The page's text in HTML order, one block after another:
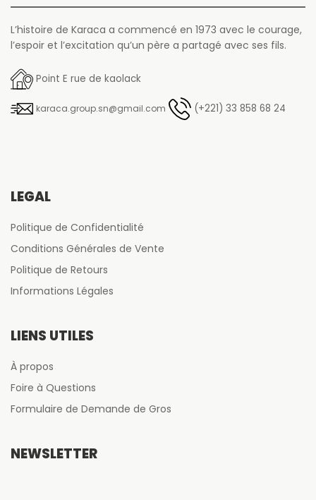
L’histoire de Karaca a commencé en 1973 avec le courage,
l’espoir et l’excitation qu’un père a partagé avec ses fils.
Point E rue de kaolack
karaca.group.sn@gmail.com (+221) 33 858 68 24
LÉGAL
Politique de Confidentialité
Conditions Générales de Vente
Politique de Retours
Informations Légales
LIENS UTILES
À propos
Foire à Questions
Formulaire de Demande de Gros
NEWSLETTER